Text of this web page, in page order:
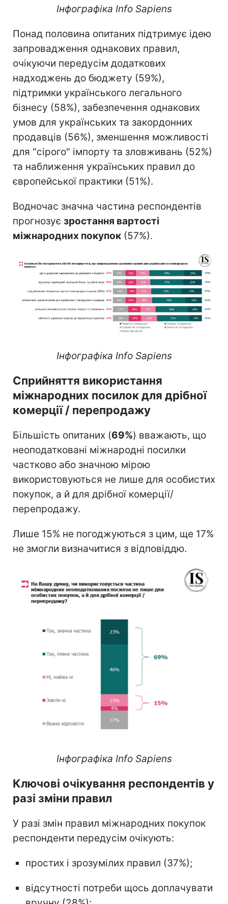
Інфографіка Info Sapiens
Понад половина опитаних підтримує ідею
запровадження однакових правил,
очікуючи передусім додаткових
надходжень до бюджету (59%),
підтримки українського легального
бізнесу (58%), забезпечення однакових
умов для українських та закордонних
продавців (56%), зменшення можливості
для "сірого" імпорту та зловживань (52%)
та наближення українських правил до
європейської практики (51%).
Водночас значна частина респондентів
прогнозує зростання вартості
міжнародних покупок (57%).
Інфографіка Info Sapiens
Сприйняття використання
міжнародних посилок для дрібної
комерції / перепродажу
Більшість опитаних (69%) вважають, що
неоподатковані міжнародні посилки
частково або значною мірою
використовуються не лише для особистих
покупок, а й для дрібної комерції/
перепродажу.
Лише 15% не погоджуються з цим, ще 17%
не змогли визначитися з відповіддю.
Інфографіка Info Sapiens
Ключові очікування респондентів у
разі зміни правил
У разі змін правил міжнародних покупок
респонденти передусім очікують:
простих і зрозумілих правил (37%);
відсутності потреби щось доплачувати